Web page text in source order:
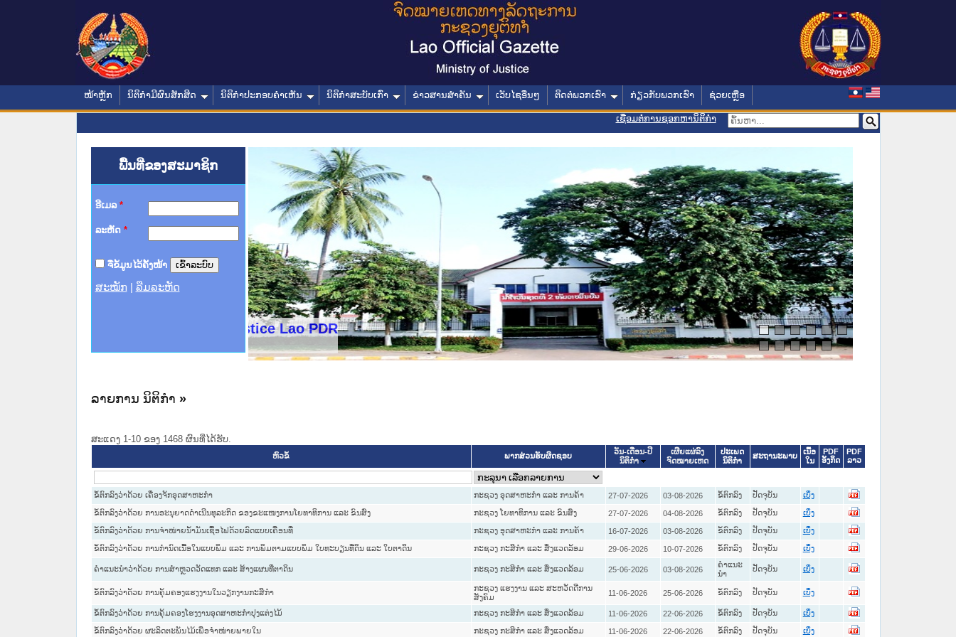
ໜ້າຫຼັກ ນິຕິກໍາມີຜົນສັກສິດ ນິຕິກໍາປະກອບຄໍາເຫັນ ນິຕິກໍາສະບັບເກົ່າ ຂ່າວສານສໍາຄັນ ເວັບໄຊອື່ນໆ ຕິດຕໍ່ພວກເຮົາ ກ່ຽວກັບພວກເຮົາ ຊ່ວຍເຫຼືອ
ເຊື່ອມຕໍ່ການຊອກຫານິຕິກຳ
ພື້ນທີ່ຂອງສະມາຊິກ
ອີເມລ *
ລະຫັດ *
ຈື່ຂໍ້ມູນໄວ້ຄັ້ງໜ້າ
ສະໝັກ ລືມລະຫັດ
Ministry of Justice Lao PDR
ານສະພາປະຊາຊົນ ພາກເໜືອ
ທາງລັດຖະການ
ສຳລັບ ພາກກາງ
ສຳລັບ ພາກໃຕ້
ວິທະຍາຄານຕຳຫຼວດປະຊາຊົນ
ວິທະຍາຄານສັນຕິບານປະຊາຊົນ
າຍເຫດທາງລັດຖະການໃຫ້ຜູ້ປະສານງານ
ຂັ້ນແຂວງພາກເໜືອ
ານສະພາປະຊາຊົນ ພາກກາງ
ລາຍການ ນິຕິກໍາ »
ສະແດງ 1-10 ຂອງ 1468 ຜົນທີ່ໄດ້ຮັບ.
ຫົວຂໍ້ ພາກສ່ວນຮັບຜິດຊອບ
ວັນ-ເດືອນ-ປີ
ນິຕິກໍາ
ເຜີຍແຜ່ລົງ
ຈົດໝາຍເຫດ
ປະເພດ
ນິຕິກໍາ
ສະຖານະພາບ
ເນື້ອ
ໃນ
PDF
ອັງກິດ
PDF
ລາວ
ຂໍ້ຕົກລົງວ່າດ້ວຍ ເຄື່ອງຈັກອຸດສາຫະກຳ ກະຊວງ ອຸດສາຫະກຳ ແລະ ການຄ້າ 27-07-2026 03-08-2026 ຂໍ້ຕົກລົງ ປັດຈຸບັນ ເບິ່ງ
ຂໍ້ຕົກລົງວ່າດ້ວຍ ການອະນຸຍາດດຳເນີນທຸລະກິດ ຂອງຂະແໜງການໂຍທາທິການ ແລະ ຂົນສົ່ງ ກະຊວງ ໂຍທາທິການ ແລະ ຂົນສົ່ງ 27-07-2026 04-08-2026 ຂໍ້ຕົກລົງ ປັດຈຸບັນ ເບິ່ງ
ຂໍ້ຕົກລົງວ່າດ້ວຍ ການຈຳໜ່າຍນ້ຳມັນເຊື້ອໄຟດ້ວຍລົດແບບເຄື່ອນທີ່ ກະຊວງ ອຸດສາຫະກຳ ແລະ ການຄ້າ 16-07-2026 03-08-2026 ຂໍ້ຕົກລົງ ປັດຈຸບັນ ເບິ່ງ
ຂໍ້ຕົກລົງວ່າດ້ວຍ ການກຳນົດເນື້ອໃນແບບພິມ ແລະ ການພິມຕາມແບບພິມ ໃບທະບຽນທີ່ດິນ ແລະ ໃບຕາດິນ ກະຊວງ ກະສິກຳ ແລະ ສິ່ງແວດລ້ອມ 29-06-2026 10-07-2026 ຂໍ້ຕົກລົງ ປັດຈຸບັນ ເບິ່ງ
ຄຳແນະນຳວ່າດ້ວຍ ການສຳຫຼວດວັດແທກ ແລະ ສ້າງແຜນທີ່ຕາດິນ ກະຊວງ ກະສິກຳ ແລະ ສິ່ງແວດລ້ອມ 25-06-2026 03-08-2026
ຄໍາແນະ
ນໍາ
ປັດຈຸບັນ ເບິ່ງ
ຂໍ້ຕົກລົງວ່າດ້ວຍ ການຄຸ້ມຄອງແຮງງານໃນວຽກງານກະສິກຳ
ກະຊວງ ແຮງງານ ແລະ ສະຫວັດດີການ
ສັງຄົມ
11-06-2026 25-06-2026 ຂໍ້ຕົກລົງ ປັດຈຸບັນ ເບິ່ງ
ຂໍ້ຕົກລົງວ່າດ້ວຍ ການຄຸ້ມຄອງໂຮງງານອຸດສາຫະກຳປຸງແຕ່ງໄມ້ ກະຊວງ ກະສິກຳ ແລະ ສິ່ງແວດລ້ອມ 11-06-2026 22-06-2026 ຂໍ້ຕົກລົງ ປັດຈຸບັນ ເບິ່ງ
ຂໍ້ຕົກລົງວ່າດ້ວຍ ຜະລິດຕະພັນໄມ້ເພື່ອຈຳໜ່າຍພາຍໃນ ກະຊວງ ກະສິກຳ ແລະ ສິ່ງແວດລ້ອມ 11-06-2026 22-06-2026 ຂໍ້ຕົກລົງ ປັດຈຸບັນ ເບິ່ງ